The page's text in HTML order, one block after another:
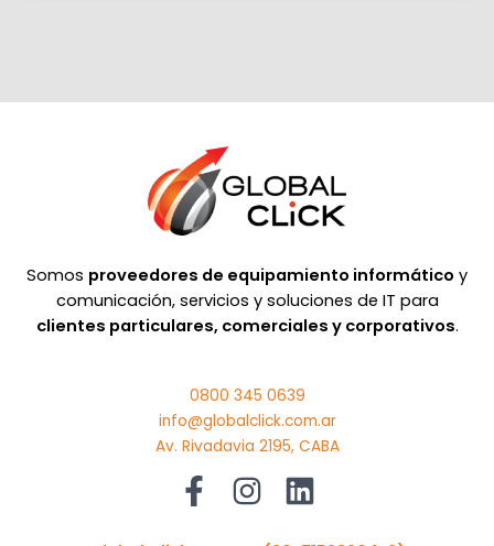
Somos proveedores de equipamiento informático y
comunicación, servicios y soluciones de IT para
clientes particulares, comerciales y corporativos.
0800 345 0639
info@globalclick.com.ar
Av. Rivadavia 2195, CABA